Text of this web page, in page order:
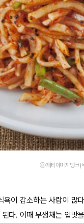
ⓒ게티이미지뱅크(
이 감소하는 사람이 많
다. 이때 무생채는 입맛